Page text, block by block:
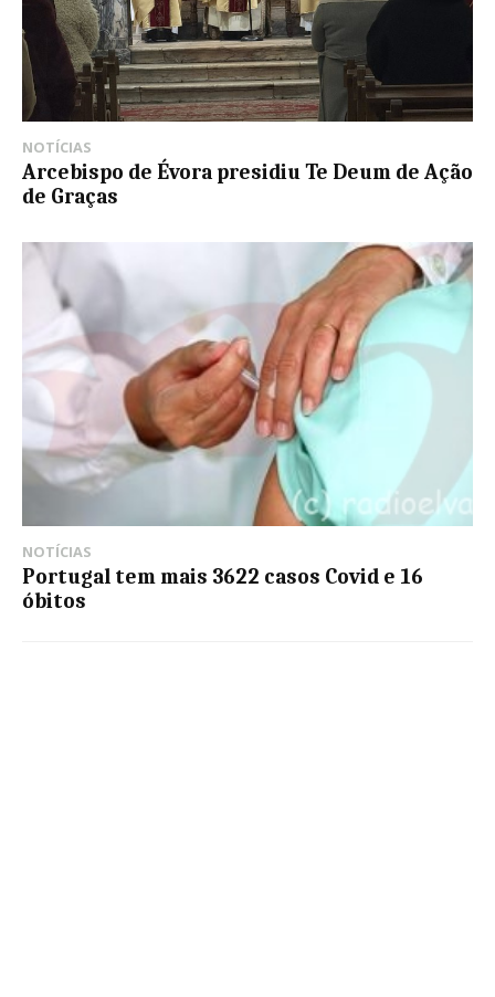
NOTÍCIAS
Arcebispo de Évora presidiu Te Deum de Ação
de Graças
NOTÍCIAS
Portugal tem mais 3622 casos Covid e 16
óbitos